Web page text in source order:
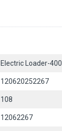
Electric Loader-400
120620252267
108
12062267